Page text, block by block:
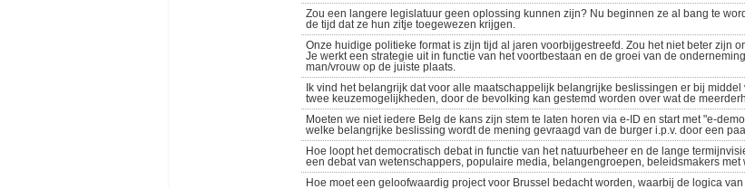
Zou een langere legislatuur geen oplossing kunnen zijn? Nu beginnen ze al bang te
de tijd dat ze hun zitje toegewezen krijgen.
Onze huidige politieke format is zijn tijd al jaren voorbijgestreefd. Zou het niet beter zijn
Je werkt een strategie uit in functie van het voortbestaan en de groei van de
man/vrouw op de juiste plaats.
Ik vind het belangrijk dat voor alle maatschappelijk belangrijke beslissingen er bij
twee keuzemogelijkheden, door de bevolking kan gestemd worden over wat de
Moeten we niet iedere Belg de kans zijn stem te laten horen via e-ID en start met "e-
welke belangrijke beslissing wordt de mening gevraagd van de burger i.p.v. door een
Hoe loopt het democratisch debat in functie van het natuurbeheer en de lange
een debat van wetenschappers, populaire media, belangengroepen, beleidsmakers
Hoe moet een geloofwaardig project voor Brussel bedacht worden, waarbij de logica